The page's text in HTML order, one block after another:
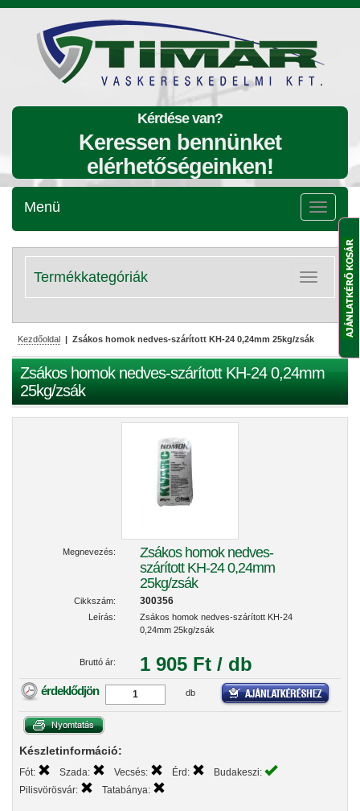
Kérdése van?
Keressen bennünket
elérhetőségeinken!
Menü
Menü
Kategóriák
lenyitása
Termékkategóriák
Kezdőoldal | Zsákos homok nedves-szárított KH-24 0,24mm 25kg/zsák
Zsákos homok nedves-szárított KH-24 0,24mm
25kg/zsák
Megnevezés:
Zsákos homok nedves-
szárított KH-24 0,24mm
25kg/zsák
Cikkszám: 300356
Leírás:
Zsákos homok nedves-szárított KH-24
0,24mm 25kg/zsák
Bruttó ár: 1 905 Ft / db
érdeklődjön db
Készletinformáció:
Fót: Szada: Vecsés: Érd:
Budakeszi:
Pilisvörösvár:
Tatabánya: